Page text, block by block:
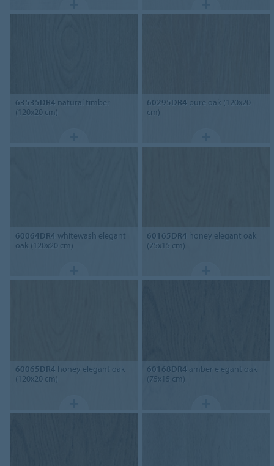
63535DR4 natural timber
(120x20 cm)
60295DR4 pure oak (120x20
cm)
60064DR4 whitewash elegant
oak (120x20 cm)
60165DR4 honey elegant oak
(75x15 cm)
60065DR4 honey elegant oak
(120x20 cm)
60168DR4 amber elegant oak
(75x15 cm)